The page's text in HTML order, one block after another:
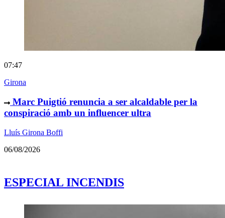
07:47
Girona
Marc Puigtió renuncia a ser alcaldable per la
conspiració amb un influencer ultra
Lluís Girona Boffi
06/08/2026
ESPECIAL INCENDIS